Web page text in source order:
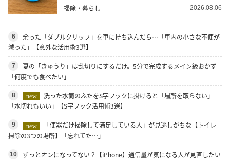
掃除・暮らし 2026.08.06
6
余った「ダブルクリップ」を車に持ち込んだら…「車内の小さな不便が
減った」【意外な活用術3選】
7
夏の「きゅうり」は乱切りにするだけ。5分で完成するメイン級おかず
「何度でも食べたい」
8 new
洗った水筒のふたをS字フックに掛けると「場所を取らない」
「水切れもいい」【S字フック活用術3選】
9 new
「便器だけ掃除して満足している人」が見逃しがちな【トイレ
掃除の3つの場所】「忘れてた…」
10
ずっとオンになってない？【iPhone】通信量が気になる人が見直したい